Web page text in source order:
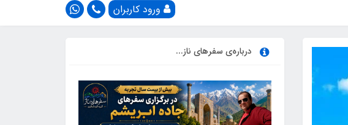
ورود کاربران
درباره‌ی سفرهای ناز...